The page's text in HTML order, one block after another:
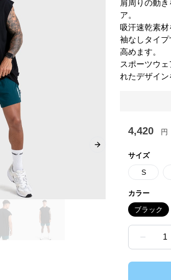
Next slide
肩周りの動
ア。
吸汗速乾素材
袖なしタイ
高めます。
スポーツウ
れたデザイン
4,420 円
サイズ
S
カラー
ブラック
1